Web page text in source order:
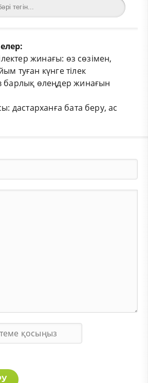
жинағы: өз сөзімен,
туған күнге тілек
барлық өлеңдер жинағын
дастарханға бата беру, ас